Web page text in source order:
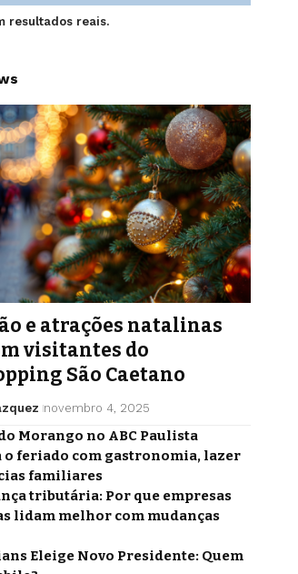
resultados reais.
e atrações natalinas
visitantes do
São Caetano
novembro 4, 2025
Morango no ABC Paulista
o feriado com gastronomia, lazer
familiares
tributária: Por que empresas
lidam melhor com mudanças
Eleige Novo Presidente: Quem